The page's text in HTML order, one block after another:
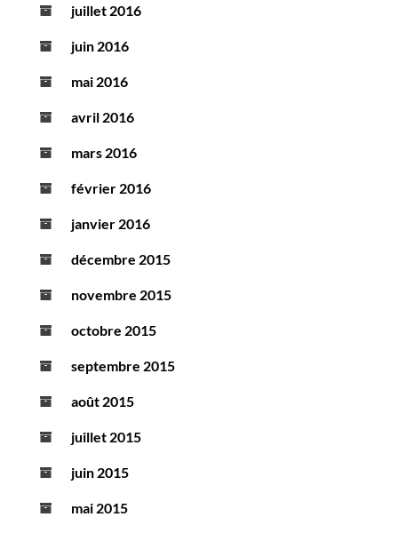
juillet 2016
juin 2016
mai 2016
avril 2016
mars 2016
février 2016
janvier 2016
décembre 2015
novembre 2015
octobre 2015
septembre 2015
août 2015
juillet 2015
juin 2015
mai 2015